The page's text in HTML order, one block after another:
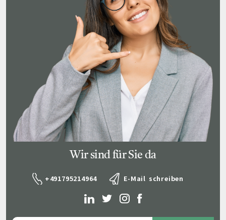
Wir sind für Sie da
+491795214964 E-Mail schreiben